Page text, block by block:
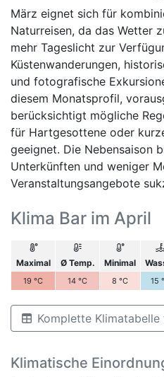
März eignet sich für
Naturreisen, da das Wetter
mehr Tageslicht zur
Küstenwanderungen,
und fotografische
diesem Monatsprofil,
berücksichtigt mögliche
für Hartgesottene oder
geeignet. Die Nebensaison
Unterkünften und weniger
Veranstaltungsangebote
Klima Bar im April
Maximal Ø Temp. Minimal
19 °C 14 °C 8 °C 15
Komplette Klimatabelle
Klimatische